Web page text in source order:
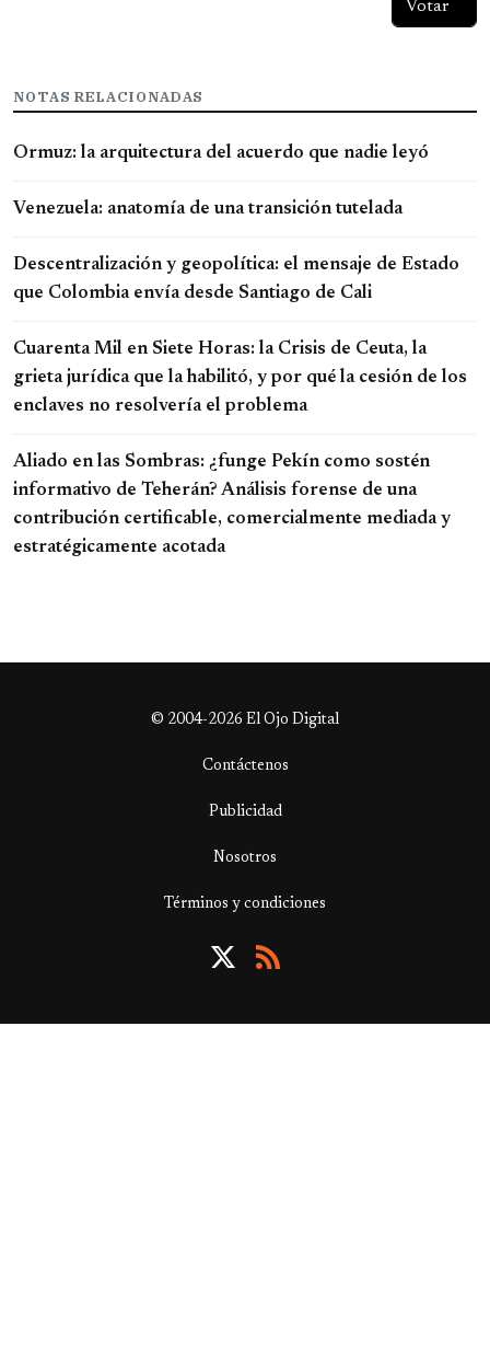
NOTAS RELACIONADAS
Ormuz: la arquitectura del acuerdo que nadie leyó
Venezuela: anatomía de una transición tutelada
Descentralización y geopolítica: el mensaje de Estado
que Colombia envía desde Santiago de Cali
Cuarenta Mil en Siete Horas: la Crisis de Ceuta, la
grieta jurídica que la habilitó, y por qué la cesión de los
enclaves no resolvería el problema
Aliado en las Sombras: ¿funge Pekín como sostén
informativo de Teherán? Análisis forense de una
contribución certificable, comercialmente mediada y
estratégicamente acotada
© 2004-2026 El Ojo Digital
Contáctenos
Publicidad
Nosotros
Términos y condiciones